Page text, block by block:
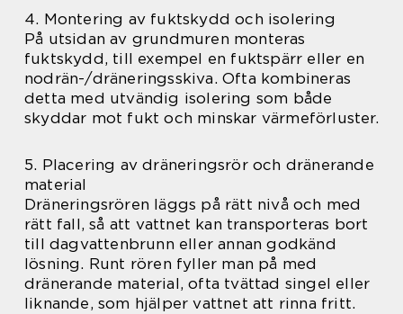
4. Montering av fuktskydd och isolering
På utsidan av grundmuren monteras
fuktskydd, till exempel en fuktspärr eller en
nodrän-/dräneringsskiva. Ofta kombineras
detta med utvändig isolering som både
skyddar mot fukt och minskar värmeförluster.
5. Placering av dräneringsrör och dränerande
material
Dräneringsrören läggs på rätt nivå och med
rätt fall, så att vattnet kan transporteras bort
till dagvattenbrunn eller annan godkänd
lösning. Runt rören fyller man på med
dränerande material, ofta tvättad singel eller
liknande, som hjälper vattnet att rinna fritt.